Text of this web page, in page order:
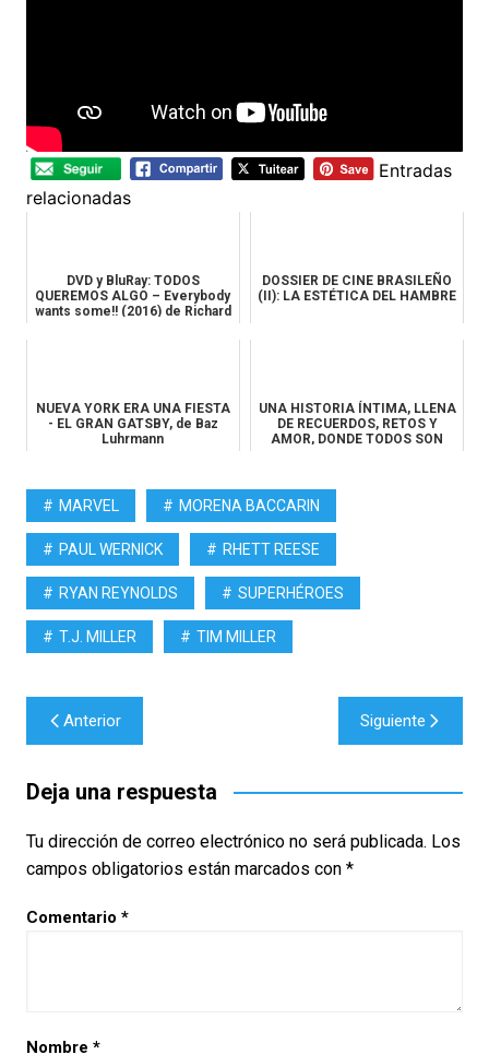
Entradas
relacionadas
DVD y BluRay: TODOS
QUEREMOS ALGO – Everybody
wants some!! (2016) de Richard
DOSSIER DE CINE BRASILEÑO
(II): LA ESTÉTICA DEL HAMBRE
NUEVA YORK ERA UNA FIESTA
- EL GRAN GATSBY, de Baz
Luhrmann
UNA HISTORIA ÍNTIMA, LLENA
DE RECUERDOS, RETOS Y
AMOR, DONDE TODOS SON
MARVEL MORENA BACCARIN
PAUL WERNICK RHETT REESE
RYAN REYNOLDS SUPERHÉROES
T.J. MILLER TIM MILLER
Navegación
de
entradas
Anterior Siguiente
Deja una respuesta
Tu dirección de correo electrónico no será publicada. Los
campos obligatorios están marcados con *
Comentario *
Nombre *